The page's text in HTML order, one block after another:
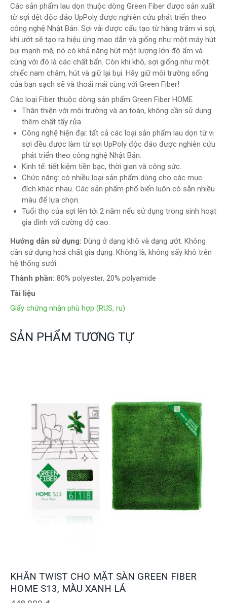
Các sản phẩm lau dọn thuộc dòng Green Fiber được sản xuất
từ sợi dệt độc đáo UpPoly được nghiên cứu phát triển theo
công nghệ Nhật Bản. Sợi vải được cấu tạo từ hàng trăm vi sợi,
khi ướt sẽ tạo ra hiệu ứng mao dẫn và giống như một máy hút
bụi mạnh mẽ, nó có khả năng hút một lượng lớn độ ẩm và
cùng với đó là các chất bẩn. Còn khi khô, sợi giống như một
chiếc nam châm, hút và giữ lại bụi. Hãy giữ môi trường sống
của bạn sạch sẽ và thoải mái cùng với Green Fiber!
Сác loại Fiber thuộc dòng sản phẩm Green Fiber HOME
Thân thiện với môi trường và an toàn, không cần sử dụng
thêm chất tẩy rửa.
Сông nghệ hiện đại: tất cả các loại sản phẩm lau dọn từ vi
sợi đều được làm từ sợi UpPoly độc đáo được nghiên cứu
phát triển theo công nghệ Nhật Bản.
Kinh tế: tiết kiệm tiền bạc, thời gian và công sức.
Chức năng: có nhiều loại sản phẩm dùng cho các mục
đích khác nhau. Các sản phẩm phổ biến luôn có sẵn nhiều
màu để lựa chọn.
Tuổi thọ của sợi lên tới 2 năm nếu sử dụng trong sinh hoạt
gia đình với cường độ cao.
Hướng dẫn sử dụng: Dùng ở dạng khô và dạng ướt. Không
cần sử dụng hoá chất gia dụng. Không là, không sấy khô trên
hệ thống sưởi.
Thành phần: 80% polyester, 20% polyamide
Tài liệu
Giấy chứng nhận phù hợp (RUS, ru)
SẢN PHẨM TƯƠNG TỰ
KHĂN TWIST CHO MẶT SÀN GREEN FIBER
HOME S13, MÀU XANH LÁ